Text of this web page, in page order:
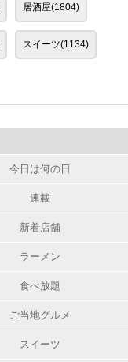
居酒屋(1804)
スイーツ(1134)
今日は何の日
連載
新着店舗
ラーメン
食べ放題
ご当地グルメ
スイーツ